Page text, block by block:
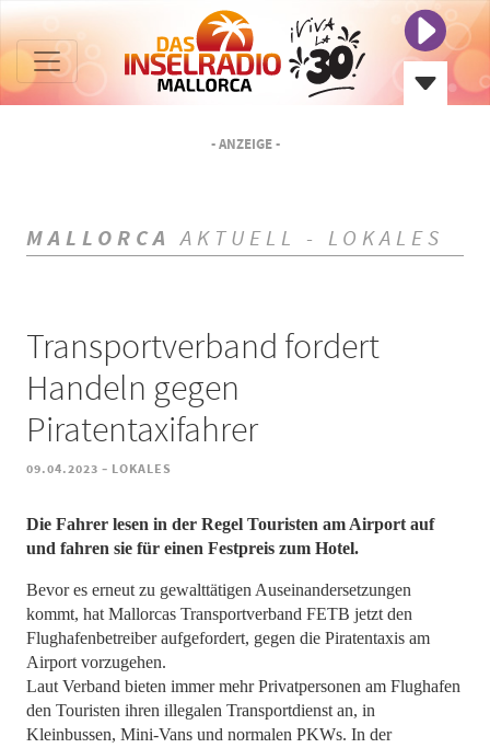
- ANZEIGE -
MALLORCA AKTUELL - LOKALES
Transportverband fordert
Handeln gegen
Piratentaxifahrer
09.04.2023 - LOKALES
Die Fahrer lesen in der Regel Touristen am Airport auf
und fahren sie für einen Festpreis zum Hotel.
Bevor es erneut zu gewalttätigen Auseinandersetzungen
kommt, hat Mallorcas Transportverband FETB jetzt den
Flughafenbetreiber aufgefordert, gegen die Piratentaxis am
Airport vorzugehen.
Laut Verband bieten immer mehr Privatpersonen am Flughafen
den Touristen ihren illegalen Transportdienst an, in
Kleinbussen, Mini-Vans und normalen PKWs. In der